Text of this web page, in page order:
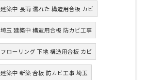
建築中 長雨 濡れた 構造用合板 カビ
埼玉 建築中 構造用合板 防カビ工事
フローリング 下地 構造用合板 カビ
建築中 新築 合板 防カビ工事 埼玉